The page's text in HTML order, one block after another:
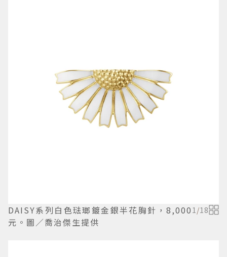
DAISY系列白色琺瑯鍍金銀半花胸針，8,000
元。圖／喬治傑生提供
1 /18